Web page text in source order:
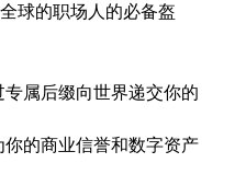
球的职场人的必备盔
专属后缀向世界递交你的
你的商业信誉和数字资产